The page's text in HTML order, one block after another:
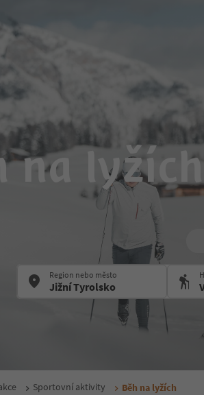
na
Region nebo město
Sportovní aktivity Běh na lyžích